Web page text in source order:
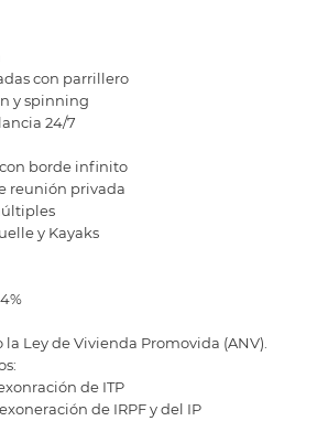
con parrillero
y spinning
24/7
borde infinito
reunión privada
y Kayaks
Ley de Vivienda Promovida (ANV).
de ITP
de IRPF y del IP